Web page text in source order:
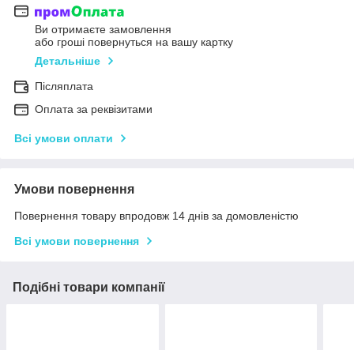
Ви отримаєте замовлення
або гроші повернуться на вашу картку
Детальніше
Післяплата
Оплата за реквізитами
Всі умови оплати
Умови повернення
Повернення товару впродовж 14 днів за домовленістю
Всі умови повернення
Подібні товари компанії